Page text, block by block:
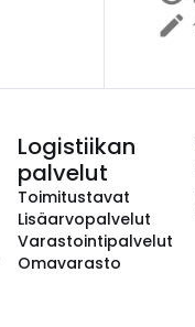
Logistiikan
palvelut
Toimitustavat
Lisäarvopalvelut
Varastointipalvelut
Omavarasto